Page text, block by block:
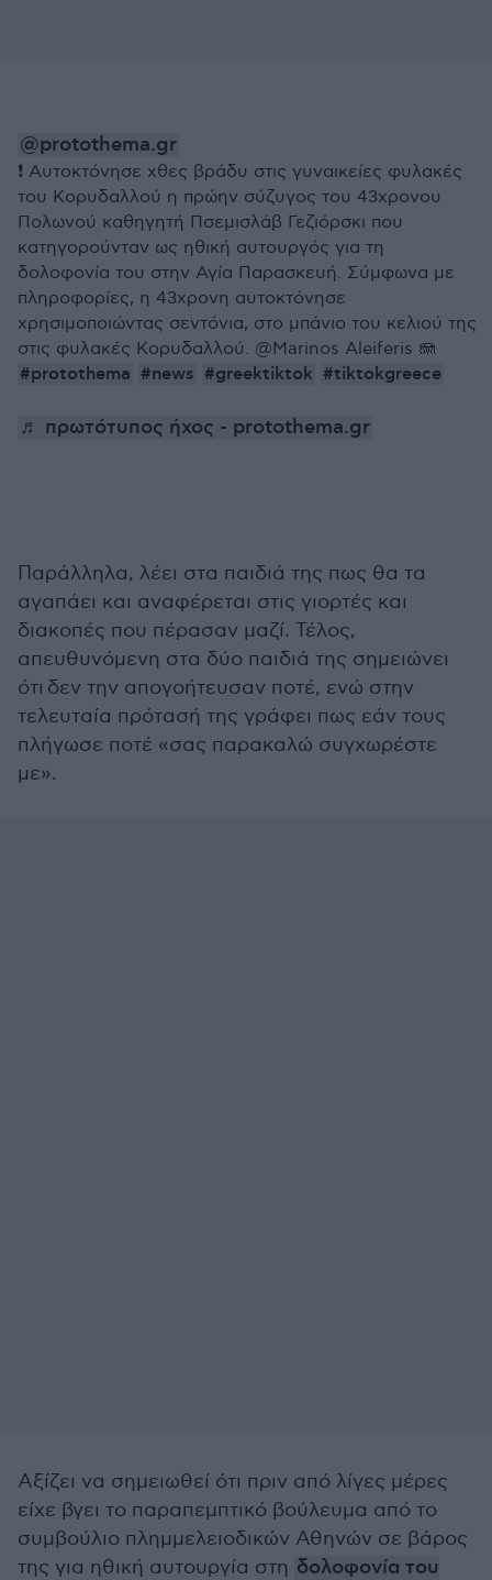
@protothema.gr
❗ Aυτοκτόνησε χθες βράδυ στις γυναικείες φυλακές
του Κορυδαλλού η πρώην σύζυγος του 43χρονου
Πολωνού καθηγητή Πσεμισλάβ Γεζιόρσκι που
κατηγορούνταν ως ηθική αυτουργός για τη
δολοφονία του στην Αγία Παρασκευή. Σύμφωνα με
πληροφορίες, η 43χρονη αυτοκτόνησε
χρησιμοποιώντας σεντόνια, στο μπάνιο του κελιού της
στις φυλακές Κορυδαλλού. @Marinos Aleiferis 🪼
#protothema #news #greektiktok #tiktokgreece
♬ πρωτότυπος ήχος - protothema.gr
Παράλληλα, λέει στα παιδιά της πως θα τα
αγαπάει και αναφέρεται στις γιορτές και
διακοπές που πέρασαν μαζί. Τέλος,
απευθυνόμενη στα δύο παιδιά της σημειώνει
ότι δεν την απογοήτευσαν ποτέ, ενώ στην
τελευταία πρότασή της γράφει πως εάν τους
πλήγωσε ποτέ «σας παρακαλώ συγχωρέστε
με».
Αξίζει να σημειωθεί ότι πριν από λίγες μέρες
είχε βγει το παραπεμπτικό βούλευμα από το
συμβούλιο πλημμελειοδικών Αθηνών σε βάρος
της για ηθική αυτουργία στη δολοφονία του